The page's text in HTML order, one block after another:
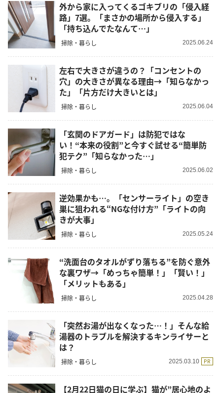
外から家に入ってくるゴキブリの「侵入経
路」7選。「まさかの場所から侵入する」
「持ち込んでたなんて…」
掃除・暮らし 2025.06.24
左右で大きさが違うの？「コンセントの
穴」の大きさが異なる理由→「知らなかっ
た」「片方だけ大きいとは」
掃除・暮らし 2025.06.04
「玄関のドアガード」は防犯ではな
い！“本来の役割”と今すぐ試せる“簡単防
犯テク”「知らなかった…」
掃除・暮らし 2025.06.02
逆効果かも…。「センサーライト」の空き
巣に狙われる“NGな付け方”「ライトの向
きが大事」
掃除・暮らし 2025.05.24
“洗面台のタオルがずり落ちる”を防ぐ意外
な裏ワザ→「めっちゃ簡単！」「賢い！」
「メリットもある」
掃除・暮らし 2025.04.28
「突然お湯が出なくなった…！」そんな給
湯器のトラブルを解決するキンライサーと
は？
掃除・暮らし 2025.03.10 PR
【2月22日猫の日に学ぶ】猫が”居心地のよ